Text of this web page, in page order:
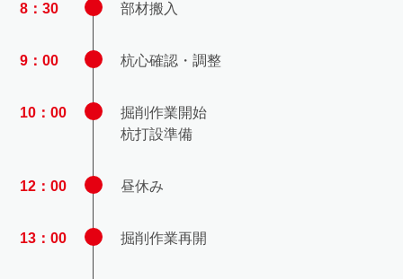
8：30 部材搬入
9：00 杭心確認・調整
10：00
掘削作業開始
杭打設準備
12：00 昼休み
13：00 掘削作業再開